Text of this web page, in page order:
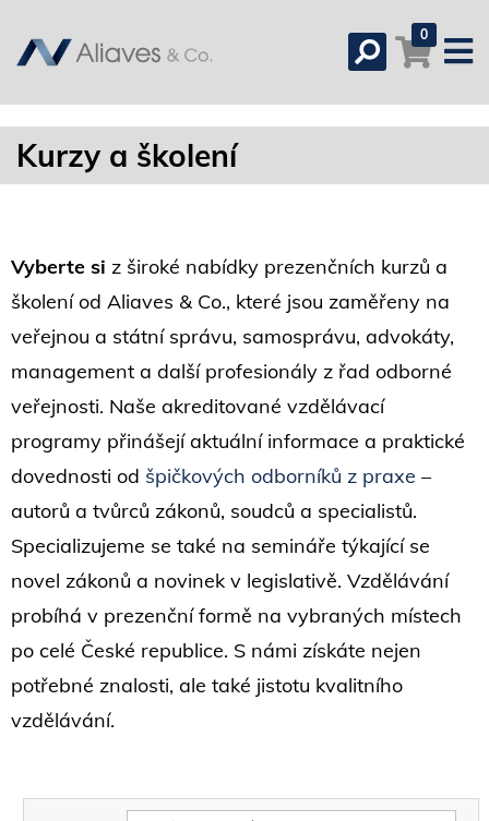
0
Kurzy a školení
Vyberte si z široké nabídky prezenčních kurzů a
školení od Aliaves & Co., které jsou zaměřeny na
veřejnou a státní správu, samosprávu, advokáty,
management a další profesionály z řad odborné
veřejnosti. Naše akreditované vzdělávací
programy přinášejí aktuální informace a praktické
dovednosti od špičkových odborníků z praxe –
autorů a tvůrců zákonů, soudců a specialistů.
Specializujeme se také na semináře týkající se
novel zákonů a novinek v legislativě. Vzdělávání
probíhá v prezenční formě na vybraných místech
po celé České republice. S námi získáte nejen
potřebné znalosti, ale také jistotu kvalitního
vzdělávání.